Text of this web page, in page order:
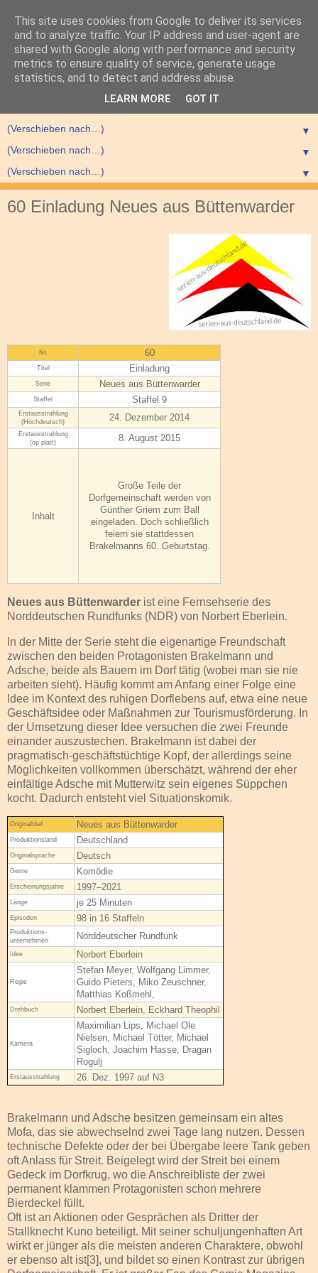
▼
▼
▼
60 Einladung Neues aus Büttenwarder
Nr. 60
Titel Einladung
Serie Neues aus Büttenwarder
Staffel Staffel 9
Erstausstrahlung
(Hochdeutsch)
24. Dezember 2014
Erstausstrahlung
(op platt)
8. August 2015
Inhalt
Große Teile der
Dorfgemeinschaft werden von
Günther Griem zum Ball
eingeladen. Doch schließlich
feiern sie stattdessen
Brakelmanns 60. Geburtstag.
Neues aus Büttenwarder ist eine Fernsehserie des
Norddeutschen Rundfunks (NDR) von Norbert Eberlein.
In der Mitte der Serie steht die eigenartige Freundschaft
zwischen den beiden Protagonisten Brakelmann und
Adsche, beide als Bauern im Dorf tätig (wobei man sie nie
arbeiten sieht). Häufig kommt am Anfang einer Folge eine
Idee im Kontext des ruhigen Dorflebens auf, etwa eine neue
Geschäftsidee oder Maßnahmen zur Tourismusförderung. In
der Umsetzung dieser Idee versuchen die zwei Freunde
einander auszustechen. Brakelmann ist dabei der
pragmatisch-geschäftstüchtige Kopf, der allerdings seine
Möglichkeiten vollkommen überschätzt, während der eher
einfältige Adsche mit Mutterwitz sein eigenes Süppchen
kocht. Dadurch entsteht viel Situationskomik.
Originaltitel Neues aus Büttenwarder
Produktionsland Deutschland
Originalsprache Deutsch
Genre Komödie
Erscheinungsjahre 1997–2021
Länge je 25 Minuten
Episoden 98 in 16 Staffeln
Produktions-
unternehmen
Norddeutscher Rundfunk
Idee Norbert Eberlein
Regie
Stefan Meyer, Wolfgang Limmer,
Guido Pieters, Miko Zeuschner,
Matthias Koßmehl,
Drehbuch Norbert Eberlein, Eckhard Theophil
Kamera
Maximilian Lips, Michael Ole
Nielsen, Michael Tötter, Michael
Sigloch, Joachim Hasse, Dragan
Rogulj
Erstausstrahlung 26. Dez. 1997 auf N3
Brakelmann und Adsche besitzen gemeinsam ein altes
Mofa, das sie abwechselnd zwei Tage lang nutzen. Dessen
technische Defekte oder der bei Übergabe leere Tank geben
oft Anlass für Streit. Beigelegt wird der Streit bei einem
Gedeck im Dorfkrug, wo die Anschreibliste der zwei
permanent klammen Protagonisten schon mehrere
Bierdeckel füllt.
Oft ist an Aktionen oder Gesprächen als Dritter der
Stallknecht Kuno beteiligt. Mit seiner schuljungenhaften Art
wirkt er jünger als die meisten anderen Charaktere, obwohl
er ebenso alt ist[3], und bildet so einen Kontrast zur übrigen
This site uses cookies from Google to deliver its services
and to analyze traffic. Your IP address and user-agent are
shared with Google along with performance and security
metrics to ensure quality of service, generate usage
statistics, and to detect and address abuse.
LEARN MORE GOT IT